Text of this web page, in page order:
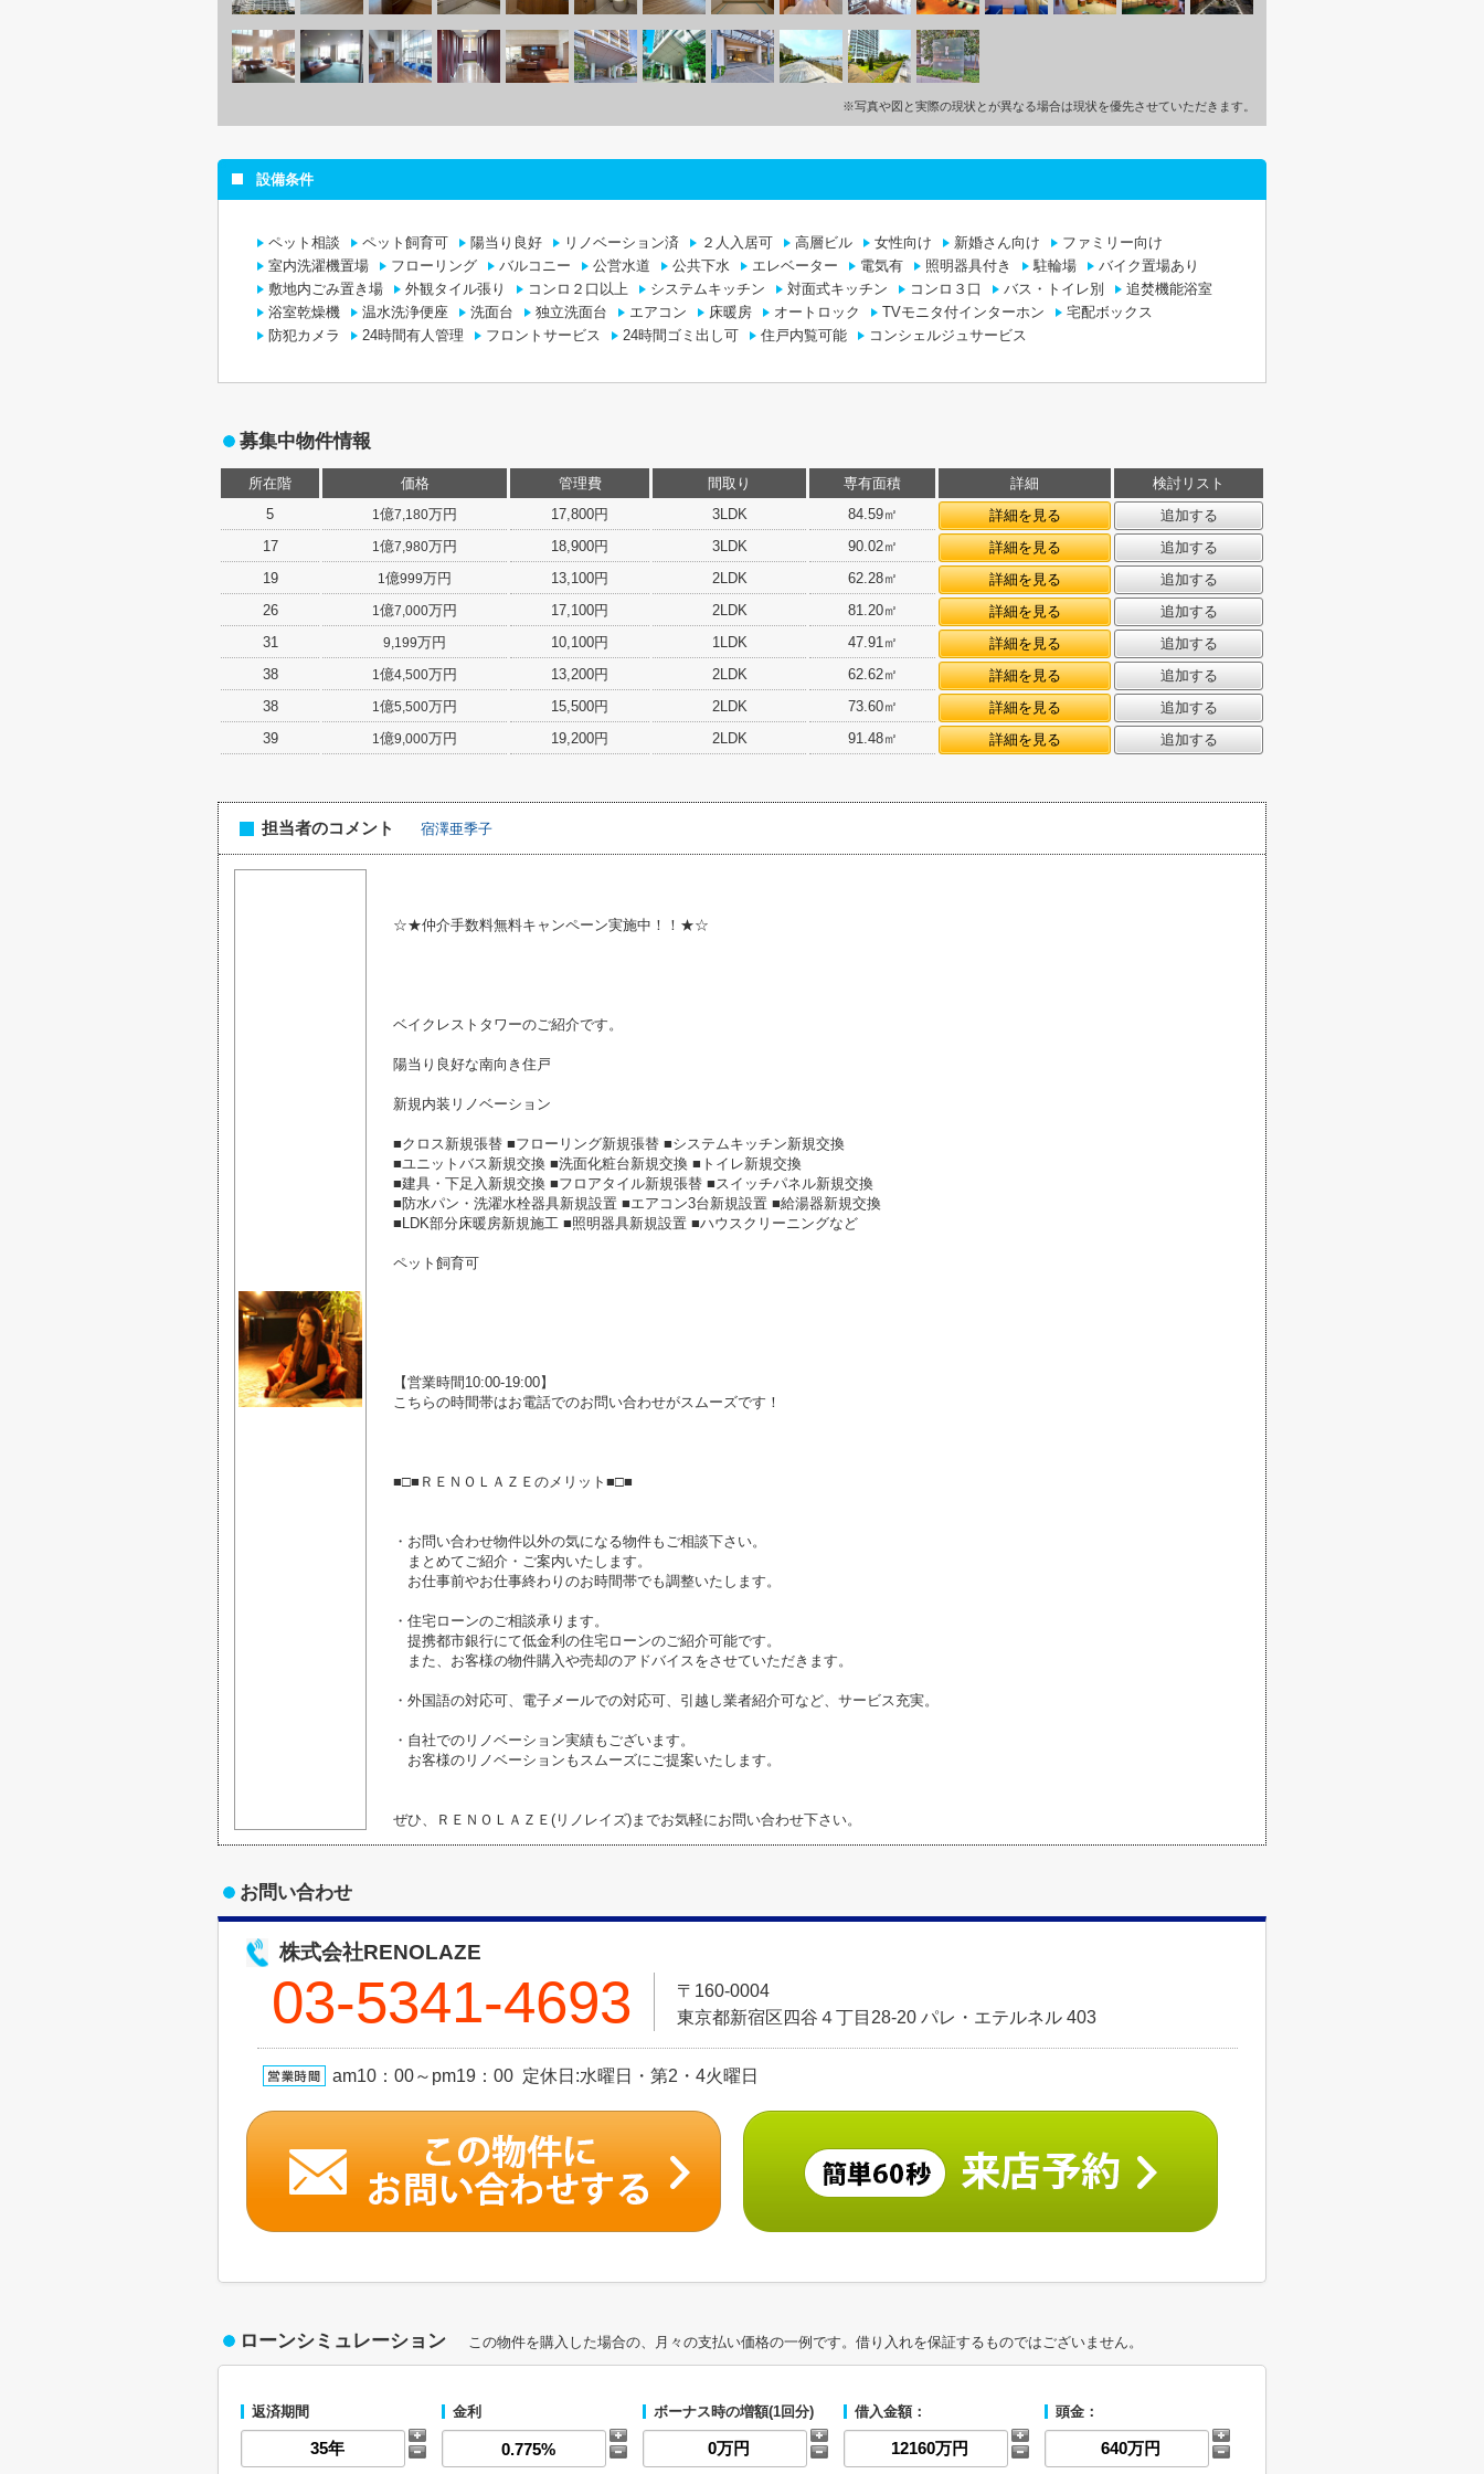
※写真や図と実際の現状とが異なる場合は現状を優先させていただきます。
設備条件
ペット相談 ペット飼育可 陽当り良好 リノベーション済 ２人入居可 高層ビル 女性向け 新婚さん向け
ファミリー向け
室内洗濯機置場
フローリング バルコニー 公営水道 公共下水 エレベーター 電気有 照明器具付き 駐輪場
バイク置場あり
敷地内ごみ置き場
外観タイル張り コンロ２口以上 システムキッチン 対面式キッチン コンロ３口 バス・トイレ別
追焚機能浴室
浴室乾燥機
温水洗浄便座 洗面台 独立洗面台 エアコン 床暖房 オートロック TVモニタ付インターホン
宅配ボックス
防犯カメラ
24時間有人管理 フロントサービス 24時間ゴミ出し可 住戸内覧可能 コンシェルジュサービス
募集中物件情報
所在階 価格 管理費 間取り 専有面積 詳細
検討リスト
5
1億7,180万円 17,800円 3LDK 84.59㎡ 詳細を見る
追加する
17
1億7,980万円 18,900円 3LDK 90.02㎡ 詳細を見る
追加する
19
1億999万円 13,100円 2LDK 62.28㎡ 詳細を見る
追加する
26
1億7,000万円 17,100円 2LDK 81.20㎡ 詳細を見る
追加する
31
9,199万円 10,100円 1LDK 47.91㎡ 詳細を見る
追加する
38
1億4,500万円 13,200円 2LDK 62.62㎡ 詳細を見る
追加する
38
1億5,500万円 15,500円 2LDK 73.60㎡ 詳細を見る
追加する
39
1億9,000万円 19,200円 2LDK 91.48㎡ 詳細を見る 追加する
担当者のコメント 宿澤亜季子
☆★仲介手数料無料キャンペーン実施中！！★☆
ベイクレストタワーのご紹介です。
陽当り良好な南向き住戸
新規内装リノベーション
■クロス新規張替 ■フローリング新規張替 ■システムキッチン新規交換
■ユニットバス新規交換 ■洗面化粧台新規交換 ■トイレ新規交換
■建具・下足入新規交換 ■フロアタイル新規張替 ■スイッチパネル新規交換
■防水パン・洗濯水栓器具新規設置 ■エアコン3台新規設置 ■給湯器新規交換
■LDK部分床暖房新規施工 ■照明器具新規設置 ■ハウスクリーニングなど
ペット飼育可
【営業時間10:00-19:00】
こちらの時間帯はお電話でのお問い合わせがスムーズです！
■□■ＲＥＮＯＬＡＺＥのメリット■□■
・お問い合わせ物件以外の気になる物件もご相談下さい。
まとめてご紹介・ご案内いたします。
お仕事前やお仕事終わりのお時間帯でも調整いたします。
・住宅ローンのご相談承ります。
提携都市銀行にて低金利の住宅ローンのご紹介可能です。
また、お客様の物件購入や売却のアドバイスをさせていただきます。
・外国語の対応可、電子メールでの対応可、引越し業者紹介可など、サービス充実。
・自社でのリノベーション実績もございます。
お客様のリノベーションもスムーズにご提案いたします。
ぜひ、ＲＥＮＯＬＡＺＥ(リノレイズ)までお気軽にお問い合わせ下さい。
お問い合わせ
株式会社RENOLAZE
03-5341-4693
〒160-0004
東京都新宿区四谷４丁目28-20 パレ・エテルネル 403
am10：00～pm19：00 定休日:水曜日・第2・4火曜日
ローンシミュレーション この物件を購入した場合の、月々の支払い価格の一例です。借り入れを保証するものではございません。
返済期間 金利 ボーナス時の増額(1回分) 借入金額： 頭金：